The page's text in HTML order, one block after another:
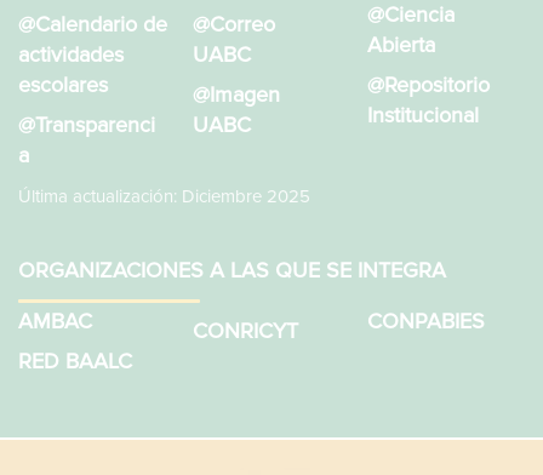
@Calendario de
actividades
escolares
@Transparenci
a
@Correo
UABC
@Imagen
UABC
@Ciencia
Abierta
@Repositorio
Institucional
Última actualización: Diciembre 2025
ORGANIZACIONES A LAS QUE SE INTEGRA
AMBAC
RED BAALC
CONRICYT CONPABIES